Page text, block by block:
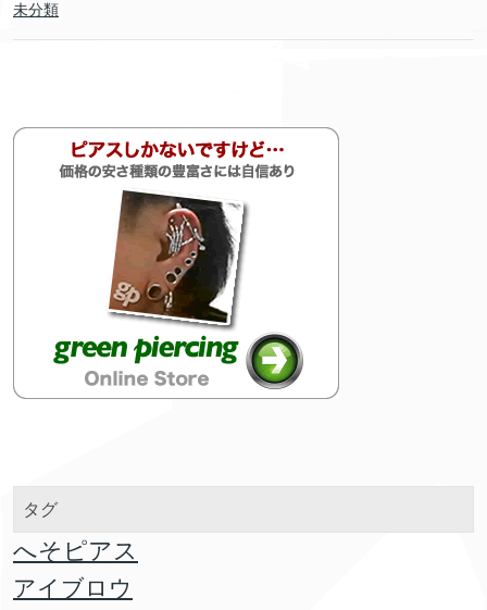
未分類
タグ
へそピアス
アイブロウ